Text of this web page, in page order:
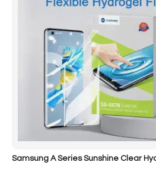
Samsung A Series Sunshine Clear